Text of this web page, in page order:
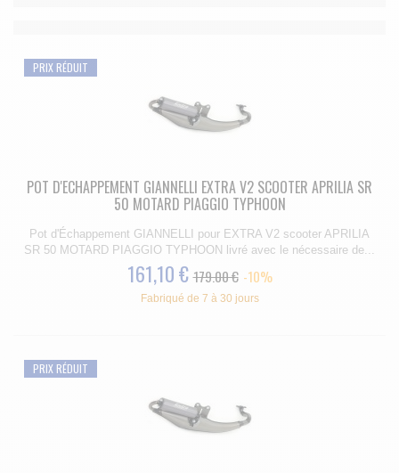
PRIX RÉDUIT
POT D'ECHAPPEMENT GIANNELLI EXTRA V2 SCOOTER APRILIA SR
50 MOTARD PIAGGIO TYPHOON
Pot d'Échappement GIANNELLI pour EXTRA V2 scooter APRILIA
SR 50 MOTARD PIAGGIO TYPHOON livré avec le nécessaire de...
161,10 € 179.00 € -10%
Fabriqué de 7 à 30 jours
PRIX RÉDUIT